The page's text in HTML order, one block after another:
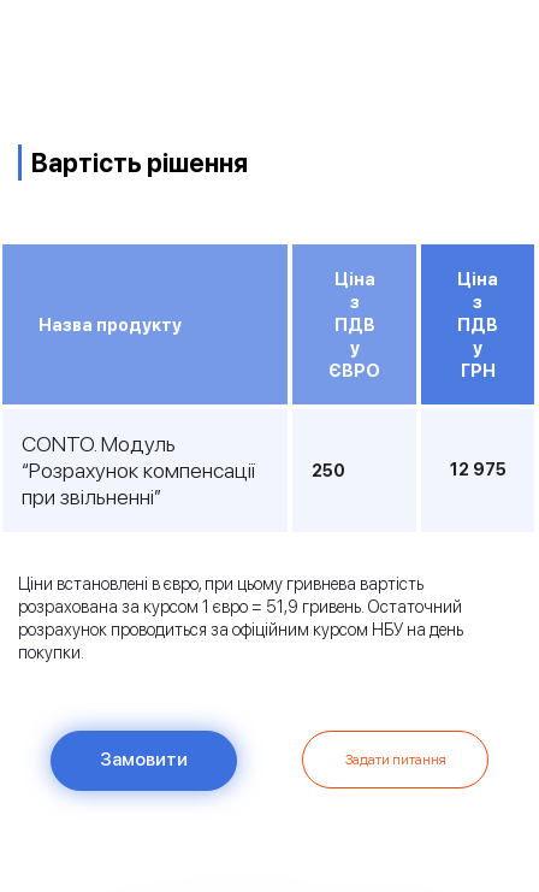
Вартість рішення
Назва продукту
Ціна
з
ПДВ
у
ЄВРО
Ціна
з
ПДВ
у
ГРН
CONTO. Модуль
“Розрахунок компенсації
при звільненні”
250 12 975
Ціни встановлені в євро, при цьому гривнева вартість
розрахована за курсом 1 євро = 51,9 гривень. Остаточний
розрахунок проводиться за офіційним курсом НБУ на день
покупки.
Замовити Задати питання